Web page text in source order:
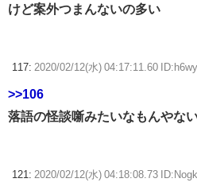
けど案外つまんないの多い
117: 2020/02/12(水) 04:17:11.60
>>106
落語の怪談噺みたいなもんやな
121: 2020/02/12(水) 04:18:08.73